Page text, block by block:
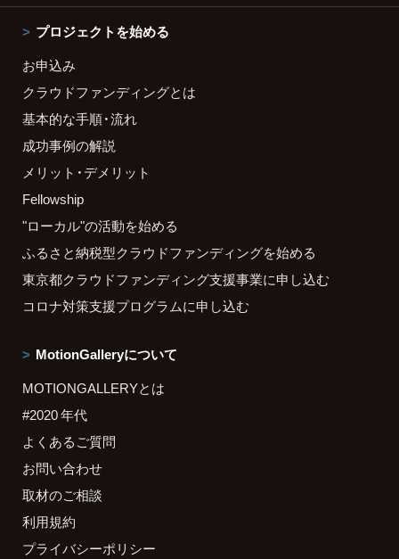
プロジェクトを始める
お申込み
クラウドファンディングとは
基本的な手順・流れ
成功事例の解説
メリット・デメリット
Fellowship
"ローカル"の活動を始める
ふるさと納税型クラウドファンディングを始める
東京都クラウドファンディング支援事業に申し込む
コロナ対策支援プログラムに申し込む
MotionGalleryについて
MOTIONGALLERYとは
#2020 年代
よくあるご質問
お問い合わせ
取材のご相談
利用規約
プライバシーポリシー